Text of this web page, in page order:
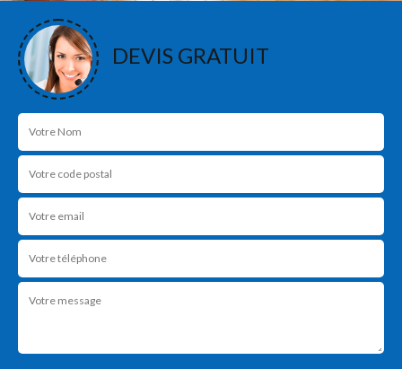
DEVIS GRATUIT